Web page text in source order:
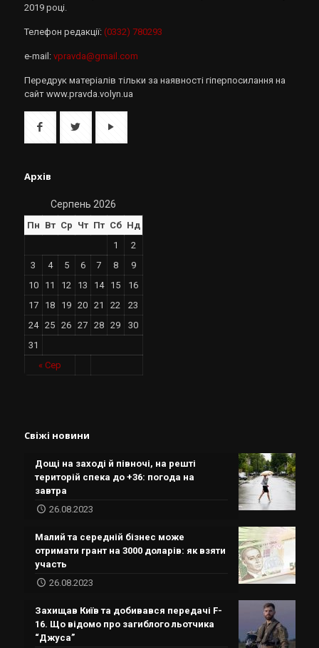
2019 році.
Телефон редакції: (0332) 780293
e-mail: vpravda@gmail.com
Передрук матеріалів тільки за наявності гіперпосилання на
сайт www.pravda.volyn.ua
Архів
Серпень 2026
Пн Вт Ср Чт Пт Сб Нд
« Сер
1
2
3
4 5 6 7 8
9
10
11 12 13 14 15
16
17
18 19 20 21 22
23
24
25 26 27 28 29
30
31
Свіжі новини
Дощі на заході й півночі, на решті
територій спека до +36: погода на
завтра
26.08.2023
Малий та середній бізнес може
отримати грант на 3000 доларів: як взяти
участь
26.08.2023
Захищав Київ та добивався передачі F-
16. Що відомо про загиблого льотчика
“Джуса”